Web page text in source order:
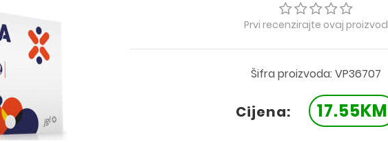
Prvi recenzirajte ovaj proizvod
Šifra proizvoda: VP36707
Cijena: 17.55KM